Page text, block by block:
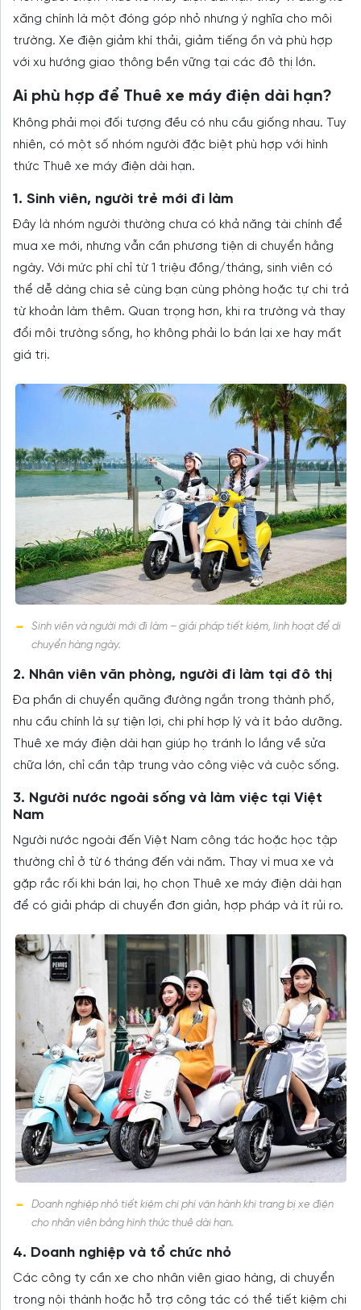
xăng chính là một đóng góp nhỏ nhưng ý nghĩa cho môi
trường. Xe điện giảm khí thải, giảm tiếng ồn và phù hợp
với xu hướng giao thông bền vững tại các đô thị lớn.
Ai phù hợp để Thuê xe máy điện dài hạn?
Không phải mọi đối tượng đều có nhu cầu giống nhau. Tuy
nhiên, có một số nhóm người đặc biệt phù hợp với hình
thức Thuê xe máy điện dài hạn.
1. Sinh viên, người trẻ mới đi làm
Đây là nhóm người thường chưa có khả năng tài chính để
mua xe mới, nhưng vẫn cần phương tiện di chuyển hằng
ngày. Với mức phí chỉ từ 1 triệu đồng/tháng, sinh viên có
thể dễ dàng chia sẻ cùng bạn cùng phòng hoặc tự chi trả
từ khoản làm thêm. Quan trọng hơn, khi ra trường và thay
đổi môi trường sống, họ không phải lo bán lại xe hay mất
giá trị.
Sinh viên và người mới đi làm – giải pháp tiết kiệm, linh hoạt để di
chuyển hàng ngày.
2. Nhân viên văn phòng, người đi làm tại đô thị
Đa phần di chuyển quãng đường ngắn trong thành phố,
nhu cầu chính là sự tiện lợi, chi phí hợp lý và ít bảo dưỡng.
Thuê xe máy điện dài hạn giúp họ tránh lo lắng về sửa
chữa lớn, chỉ cần tập trung vào công việc và cuộc sống.
3. Người nước ngoài sống và làm việc tại Việt
Nam
Người nước ngoài đến Việt Nam công tác hoặc học tập
thường chỉ ở từ 6 tháng đến vài năm. Thay vì mua xe và
gặp rắc rối khi bán lại, họ chọn Thuê xe máy điện dài hạn
để có giải pháp di chuyển đơn giản, hợp pháp và ít rủi ro.
Doanh nghiệp nhỏ tiết kiệm chi phí vận hành khi trang bị xe điện
cho nhân viên bằng hình thức thuê dài hạn.
4. Doanh nghiệp và tổ chức nhỏ
Các công ty cần xe cho nhân viên giao hàng, di chuyển
trong nội thành hoặc hỗ trợ công tác có thể tiết kiệm chi